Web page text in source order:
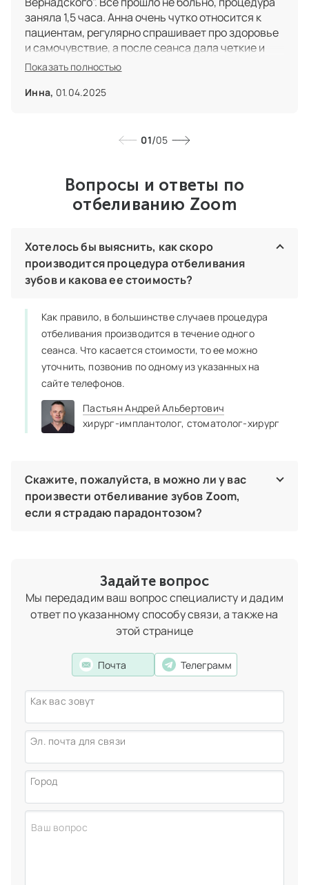
заняла 1,5 часа. Анна очень чутко относится к
пациентам, регулярно спрашивает про здоровье
и самочувствие, а после сеанса дала четкие и
чрезвычайно полезные советы по продлению
Показать полностью
Инна, 01.04.2025
01/05
Вопросы и ответы по
отбеливанию Zoom
Хотелось бы выяснить, как скоро
производится процедура отбеливания
зубов и какова ее стоимость?
Как правило, в большинстве случаев процедура
отбеливания производится в течение одного
сеанса. Что касается стоимости, то ее можно
уточнить, позвонив по одному из указанных на
сайте телефонов.
Пастьян Андрей Альбертович
хирург-имплантолог, стоматолог-хирург
Скажите, пожалуйста, в можно ли у вас
произвести отбеливание зубов Zoom,
если я страдаю парадонтозом?
вполне может стать препятствием для отбеливания.
Такие вопросы, как процедура и цена обследования Вы
можете прояснить, позвонив нам по телефону.
Пастьян Андрей Альбертович
Задайте вопрос
Мы передадим ваш вопрос специалисту и дадим
ответ по указанному способу связи, а также на
этой странице
Почта Телеграмм
Как вас зовут
Эл. почта для связи
Город